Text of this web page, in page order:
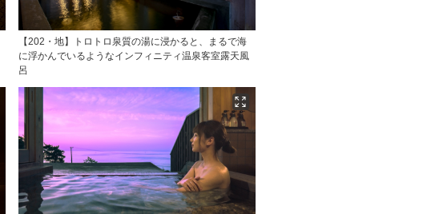
【202・地】トロトロ泉質の湯に浸かると、まるで海
に浮かんでいるようなインフィニティ温泉客室露天風
呂